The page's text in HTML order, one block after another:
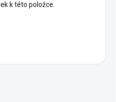
k této položce.